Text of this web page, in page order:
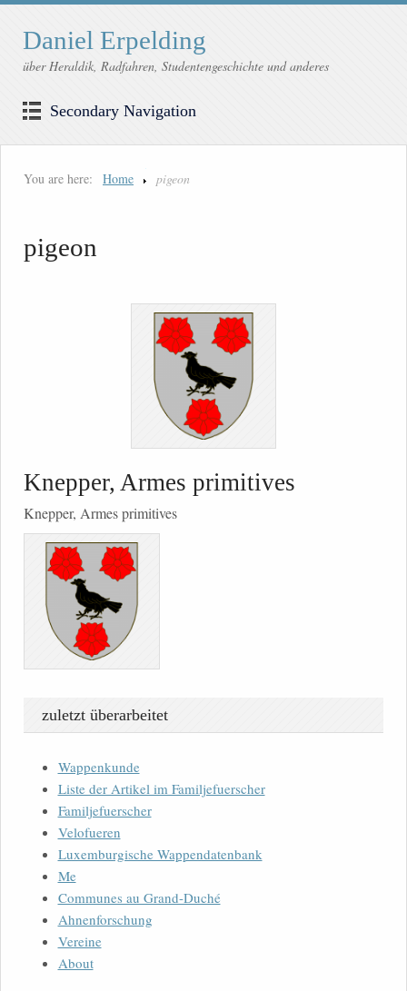
Daniel Erpelding
über Heraldik, Radfahren, Studentengeschichte und anderes
Secondary Navigation
You are here: Home pigeon
pigeon
Knepper, Armes primitives
Knepper, Armes primitives
zuletzt überarbeitet
Wappenkunde
Liste der Artikel im Familjefuerscher
Familjefuerscher
Velofueren
Luxemburgische Wappendatenbank
Me
Communes au Grand-Duché
Ahnenforschung
Vereine
About